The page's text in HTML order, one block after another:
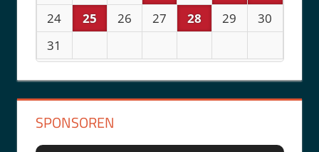
24
25 26 27 28 29
30
31
SPONSOREN